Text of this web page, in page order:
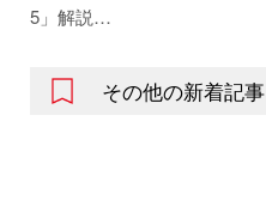
5」解説…
その他の新着記事